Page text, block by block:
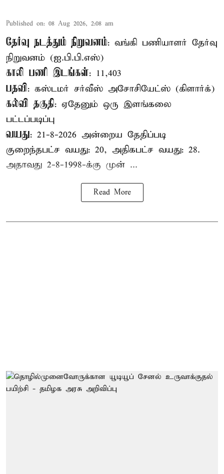
Published on: 08 Aug 2026, 2:08 am
தேர்வு நடத்தும் நிறுவனம்: வங்கி பணியாளர் தேர்வு
நிறுவனம் (ஐ.பி.பி.எஸ்)
காலி பணி இடங்கள்: 11,403
பதவி: கஸ்டமர் சர்வீஸ் அசோசியேட்ஸ் (கிளார்க்)
கல்வி தகுதி: ஏதேனும் ஒரு இளங்கலை
பட்டப்படிப்பு
வயது: 21-8-2026 அன்றைய தேதிப்படி
குறைந்தபட்ச வயது: 20, அதிகபட்ச வயது: 28.
அதாவது 2-8-1998-க்கு முன் ...
Read More